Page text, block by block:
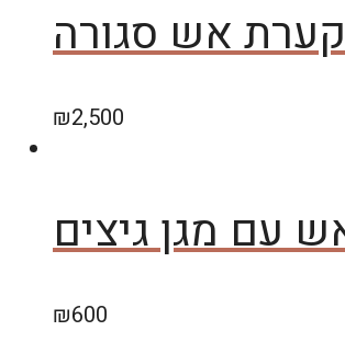
קערת אש סגורה
₪2,500
עם מגן גיצים
₪600